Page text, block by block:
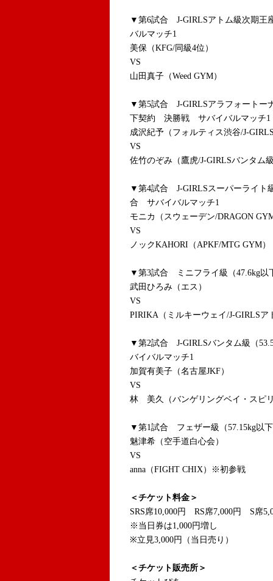
▼第6試合 J-GIRLSアトム級次期王
バルマッチ1
美保（KFG/同級4位）
VS
山田真子（Weed GYM）
▼第5試合 J-GIRLSアラフォートー
下契約 決勝戦 サバイバルマッチ1
成沢紀予（フォルティス渋谷/J-
VS
佐竹のぞみ（鷹虎/J-GIRLSバンタム
▼第4試合 J-GIRLSスーパーライト
合 サバイバルマッチ1
モニカ（スウェーデン/DRAGON
VS
ノックKAHORI（APKF/MTG GYM）
▼第3試合 ミニフライ級（47.6kg以
武田ひろみ（エス）
VS
PIRIKA（ミルキーウェイ/J-GIRLSア
▼第2試合 J-GIRLSバンタム級（
バイバルマッチ1
加賀有美子（名古屋JKF）
VS
林 美久（バンゲリングベイ・スピ
▼第1試合 フェザー級（57.15kg以
魅津希（空手道白心会）
VS
anna（FIGHT CHIX）※初参戦
＜チケット料金＞
SRS席10,000円 RS席7,000円 S席
※当日券は1,000円増し
※立見3,000円（当日売り）
＜チケット販売所＞